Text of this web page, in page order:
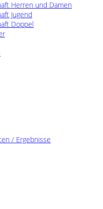
Herren und Damen
Jugend
Doppel
/ Ergebnisse